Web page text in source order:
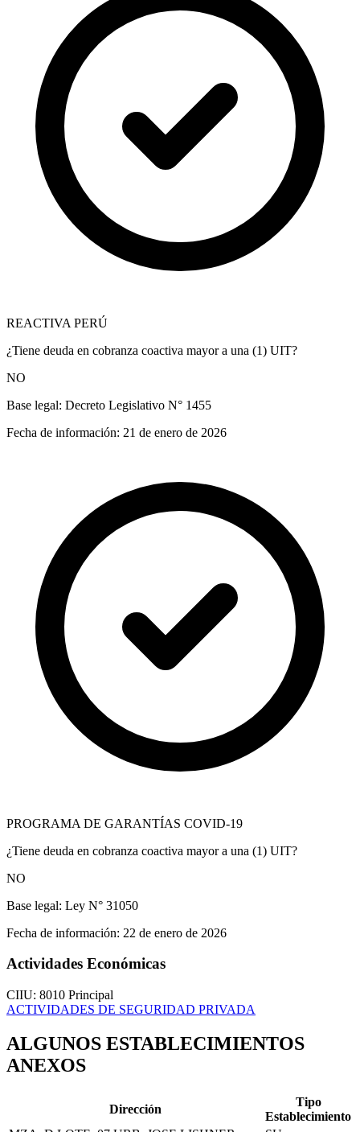
REACTIVA PERÚ
¿Tiene deuda en cobranza coactiva mayor a una (1) UIT?
NO
Base legal: Decreto Legislativo N° 1455
Fecha de información: 21 de enero de 2026
PROGRAMA DE GARANTÍAS COVID-19
¿Tiene deuda en cobranza coactiva mayor a una (1) UIT?
NO
Base legal: Ley N° 31050
Fecha de información: 22 de enero de 2026
Actividades Económicas
CIIU: 8010 Principal
ACTIVIDADES DE SEGURIDAD PRIVADA
ALGUNOS ESTABLECIMIENTOS
ANEXOS
Dirección
Tipo
Establecimiento